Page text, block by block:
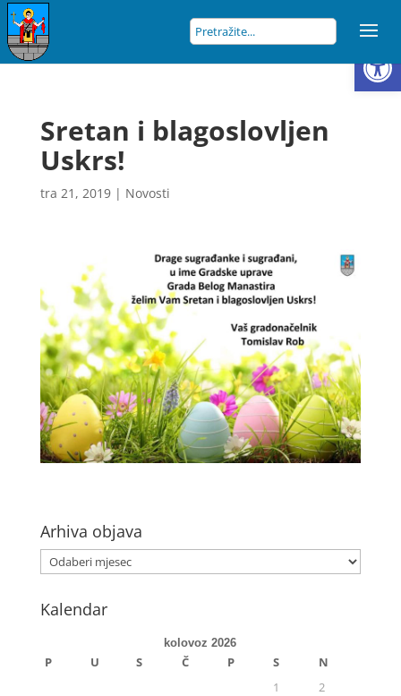
Sretan i blagoslovljen
Uskrs!
tra 21, 2019| Novosti
Arhiva objava
Kalendar
kolovoz 2026
P U S Č P S
N
1
2